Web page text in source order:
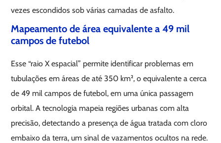
vezes escondidos sob várias camadas de asfalto.
Mapeamento de área equivalente a 49 mil
campos de futebol
Esse “raio X espacial” permite identificar problemas em
tubulações em áreas de até 350 km², o equivalente a cerca
de 49 mil campos de futebol, em uma única passagem
orbital. A tecnologia mapeia regiões urbanas com alta
precisão, detectando a presença de água tratada com cloro
embaixo da terra, um sinal de vazamentos ocultos na rede.